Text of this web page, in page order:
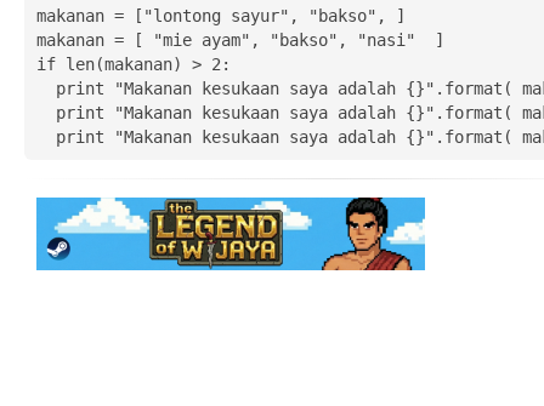
makanan = ["lontong sayur", "bakso", ]
makanan = [ "mie ayam", "bakso", "nasi"  ]
if len(makanan) > 2:
print "Makanan kesukaan saya adalah {}".format(